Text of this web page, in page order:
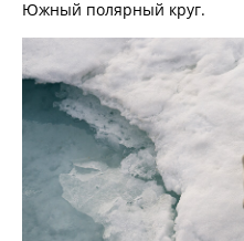
Южный полярный круг.